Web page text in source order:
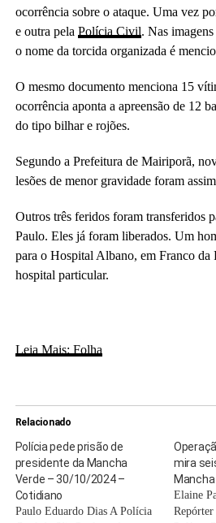
ocorrência sobre o ataque. Uma vez
e outra pela Polícia Civil. Nas
o nome da torcida organizada é
O mesmo documento menciona 15
ocorrência aponta a apreensão de 12
do tipo bilhar e rojões.
Segundo a Prefeitura de Mairiporã,
lesões de menor gravidade foram
Outros três feridos foram transferidos
Paulo. Eles já foram liberados. Um
para o Hospital Albano, em Franco da
hospital particular.
Leia Mais: Folha
Relacionado
Polícia pede prisão de
presidente da Mancha
Verde – 30/10/2024 –
Cotidiano
Paulo Eduardo Dias A Polícia
mira
Elaine